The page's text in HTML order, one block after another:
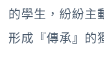
的學生，紛紛主
形成『傳承』的